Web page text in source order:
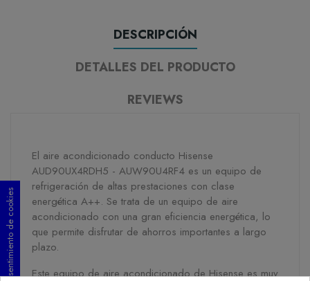
DESCRIPCIÓN
DETALLES DEL PRODUCTO
REVIEWS
El aire acondicionado conducto Hisense
AUD90UX4RDH5 - AUW90U4RF4 es un equipo de
refrigeración de altas prestaciones con clase
energética A++. Se trata de un equipo de aire
acondicionado con una gran eficiencia energética, lo
que permite disfrutar de ahorros importantes a largo
plazo.
Este equipo de aire acondicionado de Hisense es muy
Consentimiento de cookies